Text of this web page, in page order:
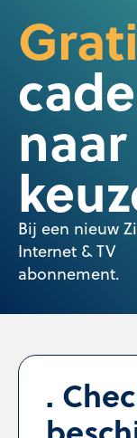
naar
Bij een nieuw
Internet & TV
abonnement.